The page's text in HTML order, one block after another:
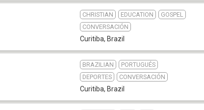
CHRISTIAN EDUCATION
GOSPEL
CONVERSACIÓN
Curitiba, Brazil
BRAZILIAN
PORTUGUÉS
DEPORTES
CONVERSACIÓN
Curitiba, Brazil